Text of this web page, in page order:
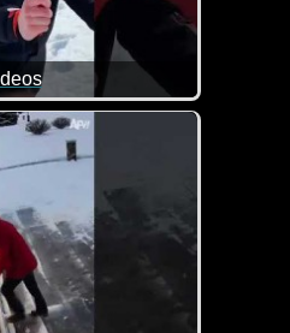
die man so nur im Winter